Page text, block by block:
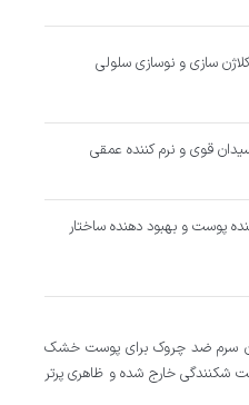
سازی و نوسازی سلولی
قوی و نرم کننده عمقی
پوست و بهبود دهنده ساختار
سرم ضد چروک برای پوست خشک
خارج شده و ظاهری پرتر